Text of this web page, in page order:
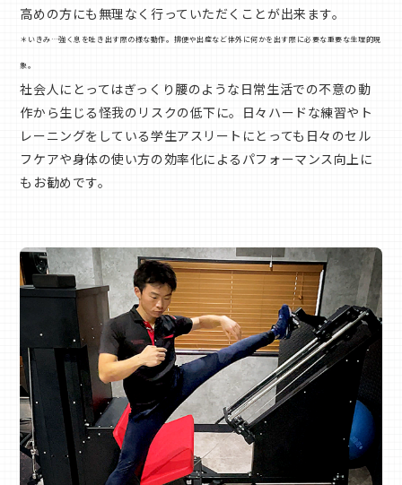
高めの方にも無理なく行っていただくことが出来ます。
＊いきみ…強く息を吐き出す際の様な動作。排便や出産など体外に何かを出す際に必要な重要な生理的現
象。
社会人にとってはぎっくり腰のような日常生活での不意の動
作から生じる怪我のリスクの低下に。日々ハードな練習やト
レーニングをしている学生アスリートにとっても日々のセル
フケアや身体の使い方の効率化によるパフォーマンス向上に
もお勧めです。